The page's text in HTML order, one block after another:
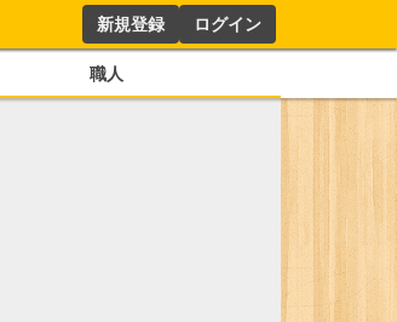
新規登録 ログイン
職人